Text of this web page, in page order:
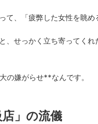
て、「疲弊した女性を眺
、せっかく立ち寄ってく
の嫌がらせ**なんです。
」の流儀